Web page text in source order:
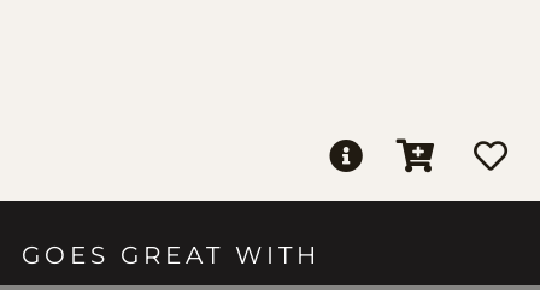
GOES GREAT WITH